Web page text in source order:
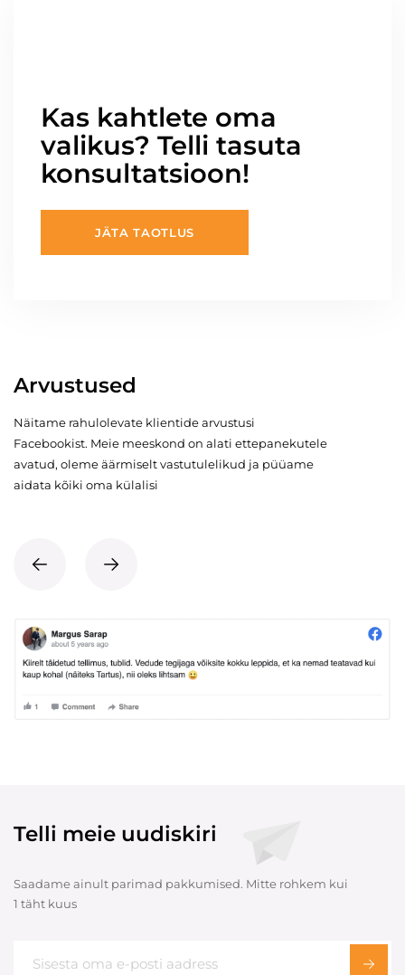
Kas kahtlete oma
valikus? Telli tasuta
konsultatsioon!
JÄTA TAOTLUS
Arvustused
Näitame rahulolevate klientide arvustusi
Facebookist. Meie meeskond on alati ettepanekutele
avatud, oleme äärmiselt vastutulelikud ja püüame
aidata kõiki oma külalisi
Telli meie uudiskiri
Saadame ainult parimad pakkumised. Mitte rohkem kui
1 täht kuus